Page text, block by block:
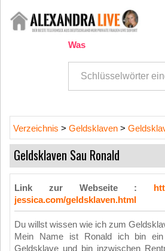
Was
Verzeichnis > Geldsklaven >
Geldsklaven Sau Ronald
Link zur Webseite :
jessica.com/geldsklaven.html
Du willst wissen wie ich zum
Mein Name ist Ronald ich bin
Geldsklave und bin inzwischen